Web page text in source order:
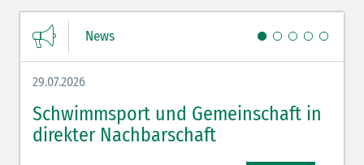
News
29.07.2026
Schwimmsport und Gemeinschaft in
direkter Nachbarschaft